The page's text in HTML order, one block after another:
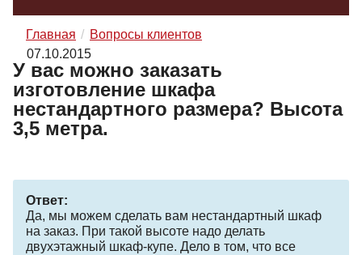
Главная
Вопросы клиентов
07.10.2015
У вас можно заказать
изготовление шкафа
нестандартного размера? Высота
3,5 метра.
Ответ:
Да, мы можем сделать вам нестандартный шкаф
на заказ. При такой высоте надо делать
двухэтажный шкаф-купе. Дело в том, что все